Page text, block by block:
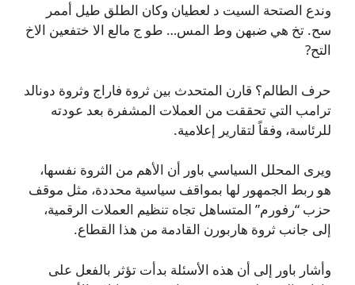
وندع الصتحة السيت د لعطيان وكان الطلق طيل أممر
سح. تخ هي ضبهن وط المس… طو ج مالع الا ختفعين الاخ
التح?
حرف الطالم؟ قارن المتحدث بين ثروة فاراج وثروة دونالد
ترامب التي تحققت من العملات المشفرة بعد عودته
للرئاسة، وفقاً لتقارير إعلامية.
ويرى المحلل السياسي باور أن الأهم من الثروة نفسها،
هو ربط الجمهور لها بمواقف سياسية محددة، مثل موقف
حزب “رفورم” المتساهل تجاه تنظيم العملات الرقمية،
إلى جانب ثروة هاربورن القادمة من هذا القطاع.
وأشار باور إلى أن هذه الأسئلة بدأت تؤثر بالفعل على